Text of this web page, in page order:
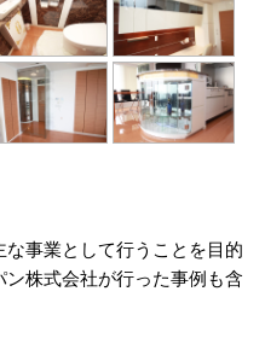
事業として行うことを目的
株式会社が行った事例も含